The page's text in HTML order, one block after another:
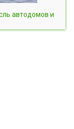
автодомов и